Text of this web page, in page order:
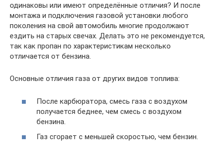
одинаковы или имеют определённые отличия? И после
монтажа и подключения газовой установки любого
поколения на свой автомобиль многие продолжают
ездить на старых свечах. Делать это не рекомендуется,
так как пропан по характеристикам несколько
отличается от бензина.
Основные отличия газа от других видов топлива:
После карбюратора, смесь газа с воздухом
получается беднее, чем смесь с воздухом
бензина.
Газ сгорает с меньшей скоростью, чем бензин.